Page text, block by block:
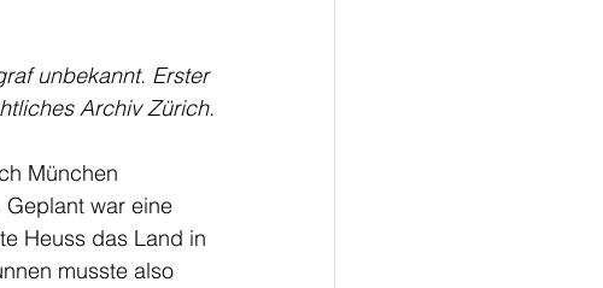
unbekannt. Erster
Archiv Zürich.
München
Geplant war eine
Heuss das Land in
musste also